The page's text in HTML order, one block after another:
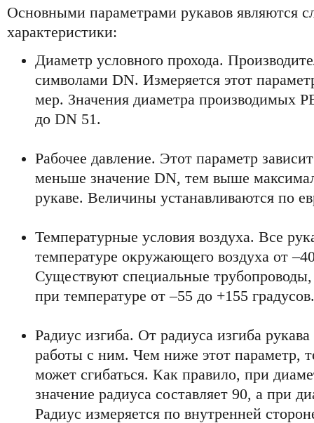
Основными параметрами рукавов являются
характеристики:
Диаметр условного прохода.
символами DN. Измеряется этот
мер. Значения диаметра производимых
до DN 51.
Рабочее давление. Этот параметр
меньше значение DN, тем выше
рукаве. Величины устанавливаются по
Температурные условия воздуха. Все
температуре окружающего воздуха от
Существуют специальные трубопроводы,
при температуре от –55 до +155 градусов.
Радиус изгиба. От радиуса изгиба рукава
работы с ним. Чем ниже этот параметр,
может сгибаться. Как правило, при
значение радиуса составляет 90, а при
Радиус измеряется по внутренней